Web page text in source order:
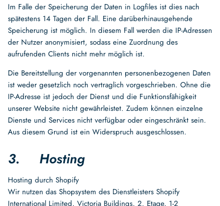
Im Falle der Speicherung der Daten in Logfiles ist dies nach
spätestens 14 Tagen der Fall. Eine darüberhinausgehende
Speicherung ist möglich. In diesem Fall werden die IP-Adressen
der Nutzer anonymisiert, sodass eine Zuordnung des
aufrufenden Clients nicht mehr möglich ist.
Die Bereitstellung der vorgenannten personenbezogenen Daten
ist weder gesetzlich noch vertraglich vorgeschrieben. Ohne die
IP-Adresse ist jedoch der Dienst und die Funktionsfähigkeit
unserer Website nicht gewährleistet. Zudem können einzelne
Dienste und Services nicht verfügbar oder eingeschränkt sein.
Aus diesem Grund ist ein Widerspruch ausgeschlossen.
3. Hosting
Hosting durch Shopify
Wir nutzen das Shopsystem des Dienstleisters Shopify
International Limited, Victoria Buildings, 2. Etage, 1-2